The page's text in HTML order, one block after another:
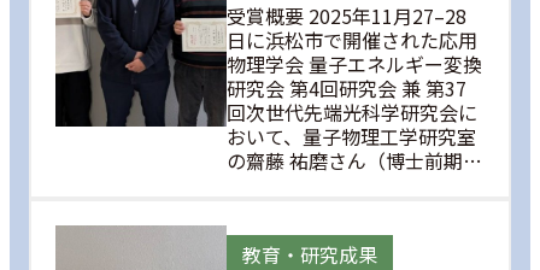
受賞概要 2025年11月27–28
日に浜松市で開催された応用
物理学会 量子エネルギー変換
研究会 第4回研究会 兼 第37
回次世代先端光科学研究会に
おいて、量子物理工学研究室
の齋藤 祐磨さん（博士前期…
教育・研究成果